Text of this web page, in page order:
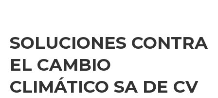
SOLUCIONES CONTRA
EL CAMBIO
CLIMÁTICO SA DE CV